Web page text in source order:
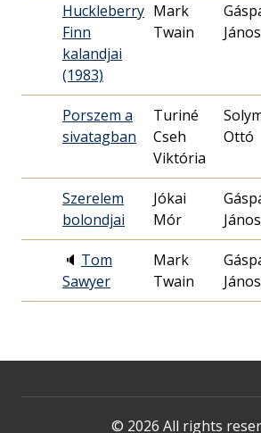
Huckleberry
Finn
kalandjai
(1983)
Mark
Twain
János
Porszem a
sivatagban
Turiné
Cseh
Viktória
Ottó
Szerelem
bolondjai
Jókai
Mór
János
🔈 Tom
Sawyer
Mark
Twain
János
© 2026 All rights